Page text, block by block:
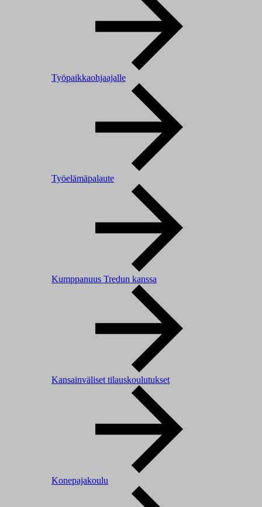
Työpaikkaohjaajalle
Työelämäpalaute
Kumppanuus Tredun kanssa
Kansainväliset tilauskoulutukset
Konepajakoulu